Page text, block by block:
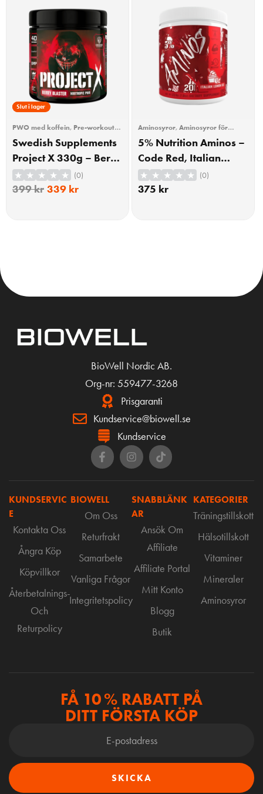
15% Rabatt
Slut i lager
PWO med koffein, Pre-workout
(PWO)
,Träning
Swedish Supplements
Project X 330g – Berry
Blaster
(0)
399kr 339 kr
Aminosyror, Aminosyror för
träning , BCAA , BCAA/EAA
Träning
5% Nutrition Aminos –
Code Red, Italian
Lemon Ice – 224
grams
(0)
375 kr
BioWell Nordic AB.
Org-nr: 559477-3268
Prisgaranti
Kundservice@biowell.se
Kundservice
KUNDSERVIC
E
Kontakta Oss
Ångra Köp
Köpvillkor
Återbetalnings-
Och
Returpolicy
BIOWELL
Om Oss
Returfrakt
Samarbete
Vanliga Frågor
Integritetspolicy
SNABBLÄNK
AR
Ansök Om
Affiliate
Affiliate Portal
Mitt Konto
Blogg
Butik
KATEGORIER
Träningstillskott
Hälsotillskott
Vitaminer
Mineraler
Aminosyror
FÅ 10 % RABATT PÅ
DITT FÖRSTA KÖP
SKICKA